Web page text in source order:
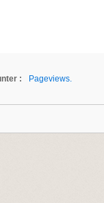
:
Pageviews.